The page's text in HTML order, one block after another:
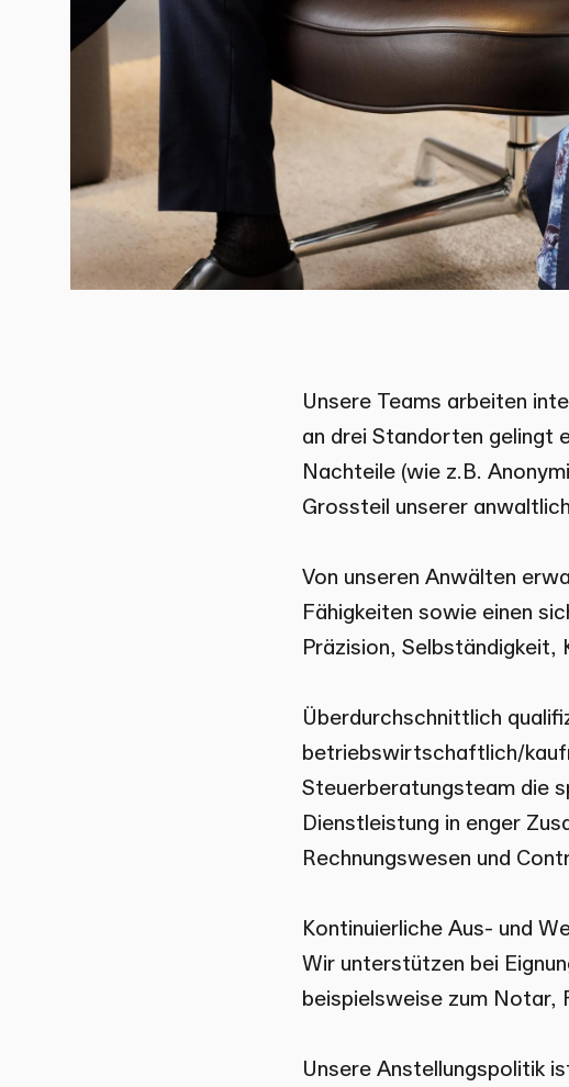
Unsere Teams arbeiten
an drei Standorten gelingt
Nachteile (wie z.B.
Grossteil unserer
Von unseren Anwälten
Fähigkeiten sowie einen
Präzision, Selbständigkeit,
Überdurchschnittlich
betriebswirtschaftlich/
Steuerberatungsteam die
Dienstleistung in enger
Rechnungswesen und
Kontinuierliche Aus- und
Wir unterstützen bei
beispielsweise zum Notar,
Unsere Anstellungspolitik